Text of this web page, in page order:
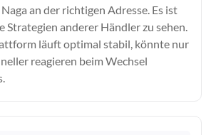
an der richtigen Adresse. Es ist
Strategien anderer Händler zu sehen.
läuft optimal stabil, könnte nur
reagieren beim Wechsel